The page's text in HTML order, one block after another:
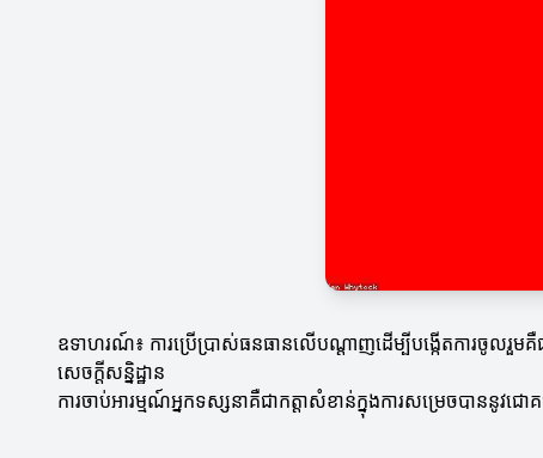
ឧទាហរណ៍៖ ការប្រើប្រាស់ធនធានលើបណ្តាញដើម្បីបង្កើតការចូលរួម
សេចក្ដីសន្និដ្ឋាន
ការចាប់អារម្មណ៍អ្នកទស្សនាគឺជាកត្តាសំខាន់ក្នុងការសម្រេចបាននូ